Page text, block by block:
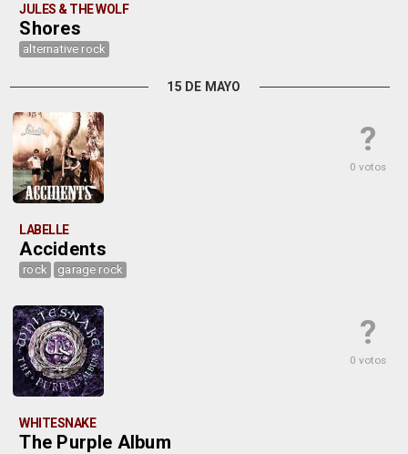
JULES & THE WOLF
Shores
alternative rock
15 DE MAYO
?
0 votos
LABELLE
Accidents
rock garage rock
?
0 votos
WHITESNAKE
The Purple Album